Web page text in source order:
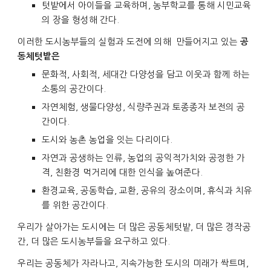
텃밭에서 아이들을 교육하며, 농부학교를 통해 시민교육
의 장을 형성해 간다.
이러한 도시농부들의 실험과 도전에 의해 만들어지고 있는공
동체텃밭은
문화적, 사회적, 세대간 다양성을 담고 이웃과 함께 하는
소통의 공간이다.
자연체험, 생물다양성, 식량주권과 토종종자 보전의 공
간이다.
도시와 농촌 농업을 잇는 다리이다.
자연과 공생하는 인류, 농업의 공익적가치와 공정한 가
격, 친환경 먹거리에 대한 인식을 높여준다.
환경교육, 공동학습, 교환, 공유의 장소이며, 휴식과 치유
를 위한 공간이다.
우리가 살아가는 도시에는 더 많은 공동체텃밭, 더 많은 경작공
간, 더 많은 도시농부들을 요구하고 있다.
우리는 공동체가 자라나고, 지속가능한 도시의 미래가 싹트며,